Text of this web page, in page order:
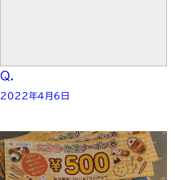
Q.
2022年4月6日